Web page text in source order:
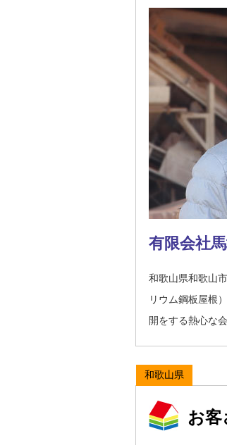
有限会社
和歌山県和歌山
リウム鋼板屋根
開をする熱心な会
和歌山県
お